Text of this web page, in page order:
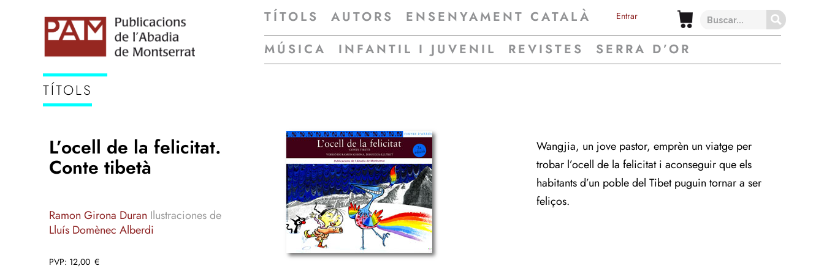
TÍTOLS AUTORS ENSENYAMENT CATALÀ Entrar
MÚSICA INFANTIL I JUVENIL REVISTES SERRA D’OR
TÍTOLS
L’ocell de la felicitat.
Conte tibetà
Ramon Girona Duran Ilustraciones de
Lluís Domènec Alberdi
12,00 €
Wangjia, un jove pastor, emprèn un viatge per
trobar l’ocell de la felicitat i aconseguir que els
habitants d’un poble del Tibet puguin tornar a ser
feliços.